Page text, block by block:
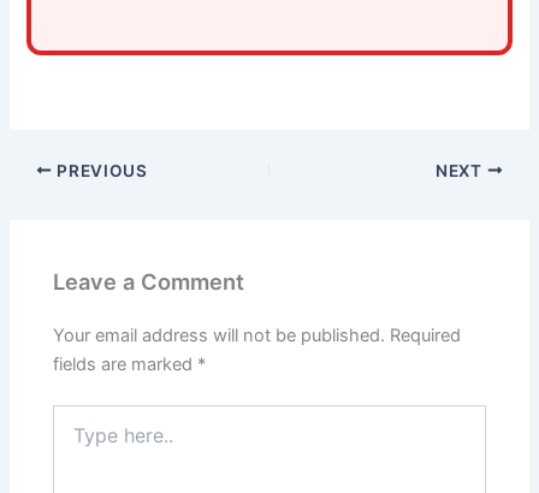
PREVIOUS NEXT
Leave a Comment
Your email address will not be published. Required
fields are marked *
here..